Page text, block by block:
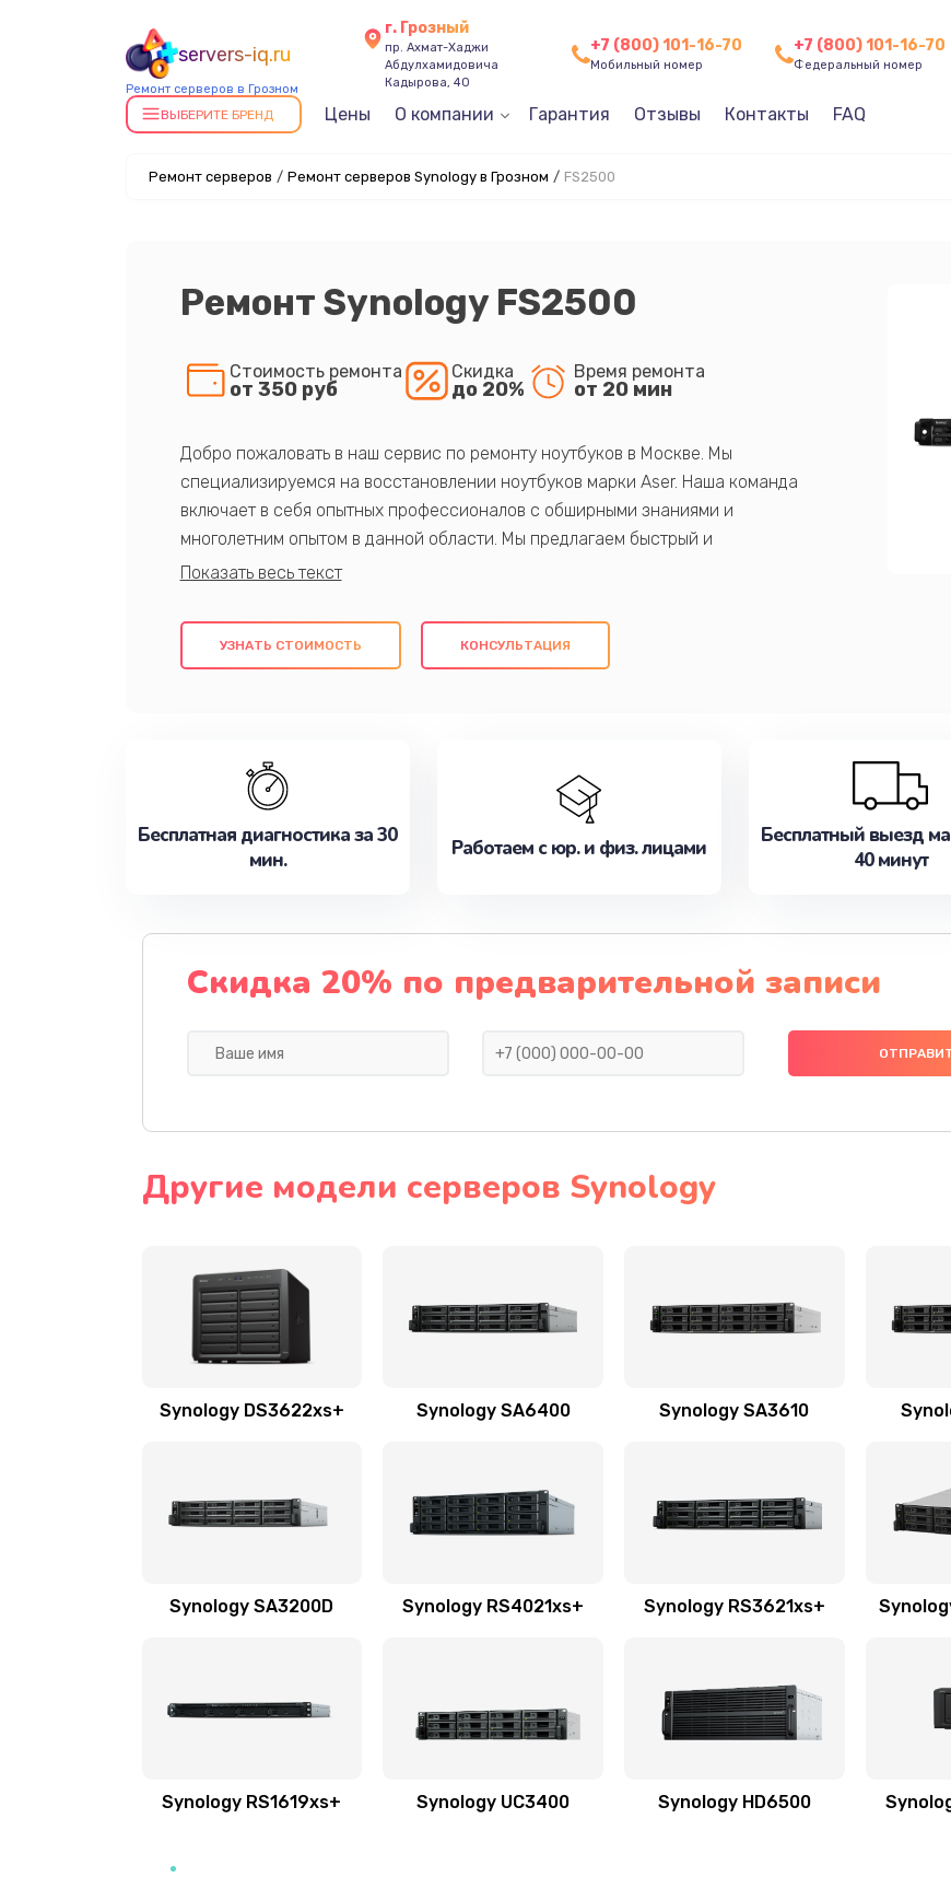
servers-iq.ru
Ремонт серверов в Грозном
г. Грозный
пр. Ахмат-Хаджи
Абдулхамидовича
Кадырова, 40
+7 (800) 101-16-70
Мобильный номер
+7 (800) 101-16-70
Федеральный номер
ВЫБЕРИТЕ БРЕНД Цены О компании Гарантия Отзывы Контакты FAQ
Ремонт серверов / Ремонт серверов Synology в Грозном / FS2500
Ремонт Synology FS2500
Стоимость ремонта
от 350 руб
Скидка
до 20%
Время ремонта
от 20 мин
Добро пожаловать в наш сервис по ремонту ноутбуков в Москве. Мы
специализируемся на восстановлении ноутбуков марки Aser. Наша команда
включает в себя опытных профессионалов с обширными знаниями и
многолетним опытом в данной области. Мы предлагаем быстрый и
качественный ремонт с использованием оригинальных компонентов, а также
клиентам надежное и профессиональное обслуживание, удовлетворяя их
потребности наилучшим образом. Не медлите записаться на ремонт уже
УЗНАТЬ СТОИМОСТЬ КОНСУЛЬТАЦИЯ
Бесплатная диагностика за 30
мин.
Работаем с юр. и физ. лицами
Бесплатный выезд
40 минут
Скидка 20% по предварительной записи
Другие модели серверов Synology
Synology DS3622xs+ Synology SA6400 Synology SA3610
Synology SA3200D Synology RS4021xs+ Synology RS3621xs+
Synology RS1619xs+ Synology UC3400 Synology HD6500